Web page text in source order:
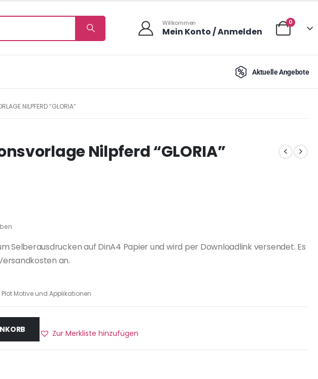
Willkommen
Mein Konto / Anmelden
0
Aktuelle Angebote
NILPFERD “GLORIA”
Nilpferd “GLORIA”
Selberausdrucken auf DinA4 Papier und wird per Downloadlink versendet. Es
an.
Motive und Applikationen
Zur Merkliste hinzufügen